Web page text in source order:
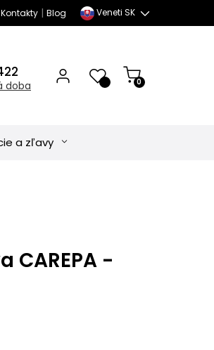
Kontakty| Blog Veneti SK
doba 0
a zľavy
CAREPA -